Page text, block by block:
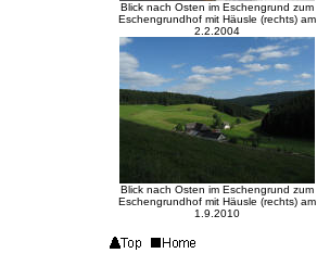
Blick nach Osten im Eschengrund zum
Eschengrundhof mit Häusle (rechts) am
2.2.2004
Blick nach Osten im Eschengrund zum
Eschengrundhof mit Häusle (rechts) am
1.9.2010